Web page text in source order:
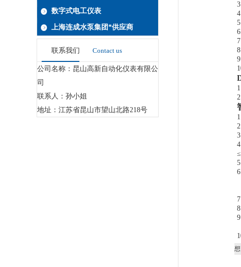
数字式电工仪表
上海连成水泵集团*供应商
联系我们 Contact us
公司名称：昆山高新自动化仪表有限公
司
联系人：孙小姐
地址：江苏省昆山市望山北路218号